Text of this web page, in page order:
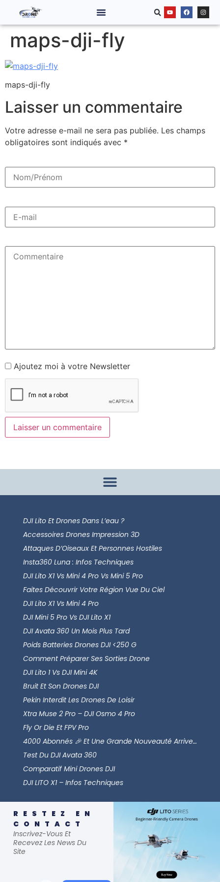
maps-dji-fly
maps-dji-fly
Laisser un commentaire
Votre adresse e-mail ne sera pas publiée. Les champs
obligatoires sont indiqués avec *
Ajoutez moi à votre Newsletter
DJI Lito Et Drones Dans L’eau ?
Accessoires Drones Impression 3D
Attaques D’Oiseaux Et Personnes Hostiles
Insta360 Luna : Infos Techniques
DJI Lito X1 Vs Mini 4 Pro Vs Mini 5 Pro
Faites Découvrir Votre Région Vue Du Ciel
DJI Lito X1 Vs Mini 4 Pro
DJI Mini 5 Pro Vs DJI Lito X1
DJI Avata 360 Un Mois Plus Tard
Poids Batteries Drones DJI <250 G
Comment Préparer Ses Sorties Drone
DJI Lito 1 Vs DJI Mini 4K
Bruit Et Son Drones DJI
Pekin Interdit Les Drones De Loisir
Xtra Muse 2 Pro – DJI Osmo 4 Pro
Fly Or Die Et FPV Pro
4000 Abonnés 🎉 Et Une Grande Nouveauté Arrive…
Test Du DJI Avata 360
Comparatif Mini Drones DJI
DJI LITO X1 – Infos Techniques
RESTEZ EN
CONTACT
Inscrivez-Vous Et
Recevez Les News Du
Site